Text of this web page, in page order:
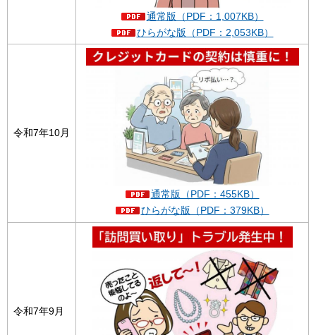
通常版（PDF：1,007KB）
ひらがな版（PDF：2,053KB）
令和7年10月
通常版（PDF：455KB）
ひらがな版（PDF：379KB）
令和7年9月